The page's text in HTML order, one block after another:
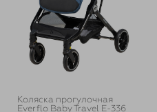
Коляска прогулочная
Everflo Baby Travel E-336